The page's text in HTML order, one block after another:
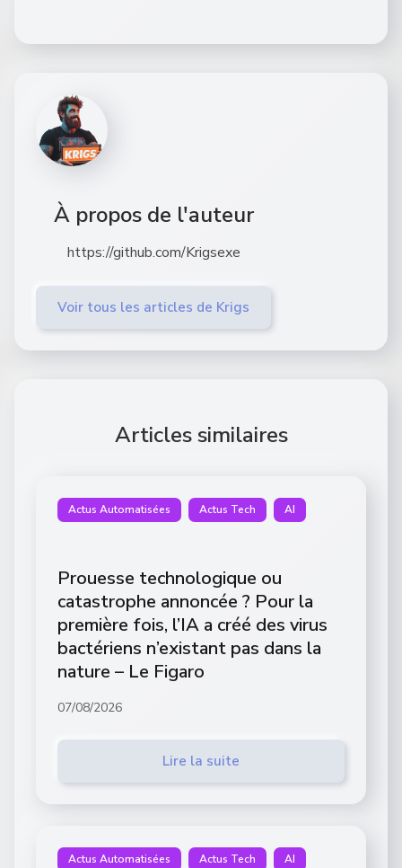
À propos de l'auteur
https://github.com/Krigsexe
Voir tous les articles de Krigs
Articles similaires
Actus Automatisées Actus Tech AI
Prouesse technologique ou
catastrophe annoncée ? Pour la
première fois, l’IA a créé des virus
bactériens n’existant pas dans la
nature – Le Figaro
07/08/2026
Lire la suite
Actus Automatisées Actus Tech AI